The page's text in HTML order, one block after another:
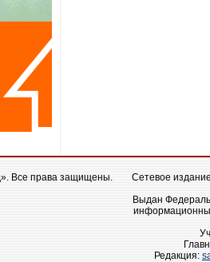
Все права защищены.
Сетевое
Выдан
Редакция: